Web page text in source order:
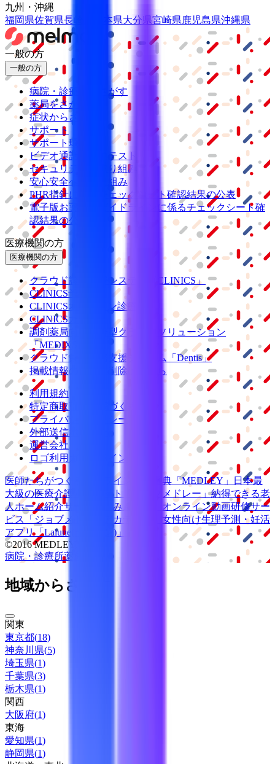
九州・沖縄
福岡県佐賀県長崎県 熊本県大分県宮崎県鹿児島県沖縄県
一般の方
一般の方
病院・診療所をさがす
薬局をさがす
症状からさがす
サポート
サポート環境
ビデオ通話の事前テスト
セキュリティの取り組み
安心安全への取り組み
PHR指針に係るチェックシート確認結果の公表
電子版お薬手帳ガイドラインに係るチェックシート確
認結果の公表
医療機関の方
医療機関の方
クラウド診療 支援システム
「CLINICS」
CLINICS予約
CLINICSオンライン診療
CLINICSカルテ
調剤薬局向け統合型クラウドソリューション
「MEDIXS」
クラウド歯科業務
支援システム
「Dentis」
掲載情報の修正・削除はこちら
利用規約
特定商取引法に基づく表記
プライバシーポリシー
外部送信ポリシー
運営会社
ロゴ利用ガイドライン
医師たちがつくる オンライン医療事典 「MEDLEY」
日本最
大級の医療介護求人サイト 「ジョブメドレー」納得できる老
人ホーム紹介サービス
「みんかい」 オンライン動画研修サー
ビス
「ジョブメドレー アカデミー」 女性向け生理予測・妊活
アプリ「Lalune(ラルーン)」
©2016 MEDLEY, INC.
病院・診療所薬局
地域からさがす
関東
東京都(18)
神奈川県(5)
埼玉県(1)
千葉県(3)
栃木県(1)
関西
大阪府(1)
東海
愛知県(1)
静岡県(1)